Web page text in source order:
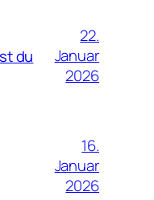
du
22.
Januar
2026
16.
Januar
2026